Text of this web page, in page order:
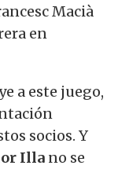
Macià
en
a este juego,
socios. Y
Illa no se